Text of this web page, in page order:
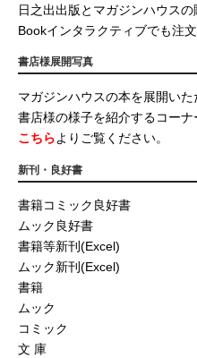
日之出出版とマガジンハウス
Bookインタラクティブでも注文
書店様展開写真
マガジンハウスの本を展開いた
書店様の様子を紹介するコーナ
こちらよりご覧ください。
新刊・良好書
書籍コミック良好書
ムック良好書
書籍等新刊(Excel)
ムック新刊(Excel)
書籍
ムック
コミック
文 庫